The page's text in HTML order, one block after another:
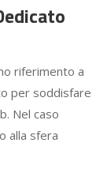
riferimento a
per soddisfare
Nel caso
alla sfera